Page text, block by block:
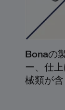
Bonaの
ー、仕
械類が含